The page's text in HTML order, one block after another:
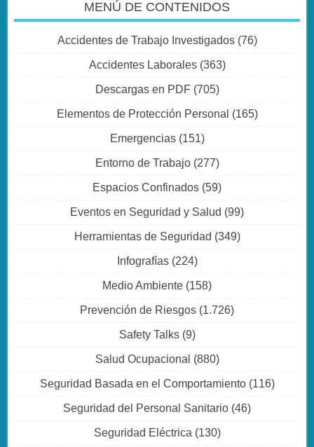
MENÚ DE CONTENIDOS
Accidentes de Trabajo Investigados(76)
Accidentes Laborales(363)
Descargas en PDF(705)
Elementos de Protección Personal (165)
Emergencias(151)
Entorno de Trabajo(277)
Espacios Confinados (59)
Eventos en Seguridad y Salud (99)
Herramientas de Seguridad (349)
Infografías(224)
Medio Ambiente (158)
Prevención de Riesgos (1.726)
Safety Talks(9)
Salud Ocupacional (880)
Seguridad Basada en el Comportamiento(116)
Seguridad del Personal Sanitario (46)
Seguridad Eléctrica (130)